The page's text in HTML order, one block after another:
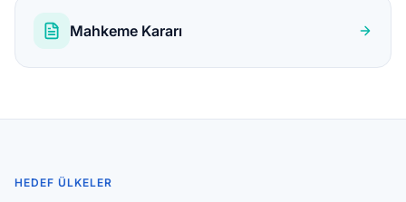
Mahkeme Kararı
HEDEF ÜLKELER